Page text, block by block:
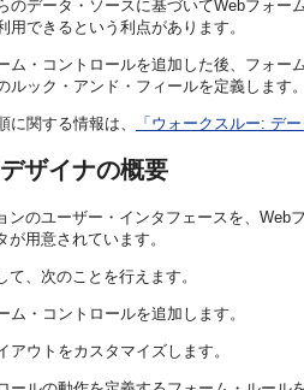
のデータ・ソースに基づいてWebフォ
用できるという利点があります。
ム・コントロールを追加した後、フォ
ルック・アンド・フィールを定義します
に関する情報は、 「ウォークスルー: デ
ザイナの概要
ンのユーザー・インタフェースを、
用意されています。
、次のことを行えます。
ム・コントロールを追加します。
アウトをカスタマイズします。